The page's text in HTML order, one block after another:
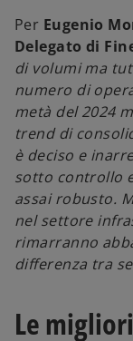
Per Eugenio
Delegato di
di volumi ma
numero di
metà del 2024
trend di
è deciso e
sotto controllo
assai robusto.
nel settore
rimarranno
differenza tra
Le